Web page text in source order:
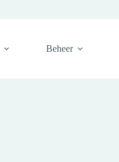
Beheer